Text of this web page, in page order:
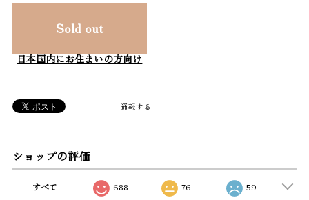
Sold out
日本国内にお住まいの方向け
通報する
ショップの評価
すべて 688 76 59